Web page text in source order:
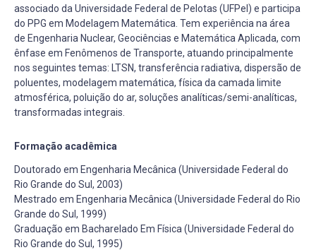
associado da Universidade Federal de Pelotas (UFPel) e participa
do PPG em Modelagem Matemática. Tem experiência na área
de Engenharia Nuclear, Geociências e Matemática Aplicada, com
ênfase em Fenômenos de Transporte, atuando principalmente
nos seguintes temas: LTSN, transferência radiativa, dispersão de
poluentes, modelagem matemática, física da camada limite
atmosférica, poluição do ar, soluções analíticas/semi-analíticas,
transformadas integrais.
Formação acadêmica
Doutorado em Engenharia Mecânica (Universidade Federal do
Rio Grande do Sul, 2003)
Mestrado em Engenharia Mecânica (Universidade Federal do Rio
Grande do Sul, 1999)
Graduação em Bacharelado Em Física (Universidade Federal do
Rio Grande do Sul, 1995)